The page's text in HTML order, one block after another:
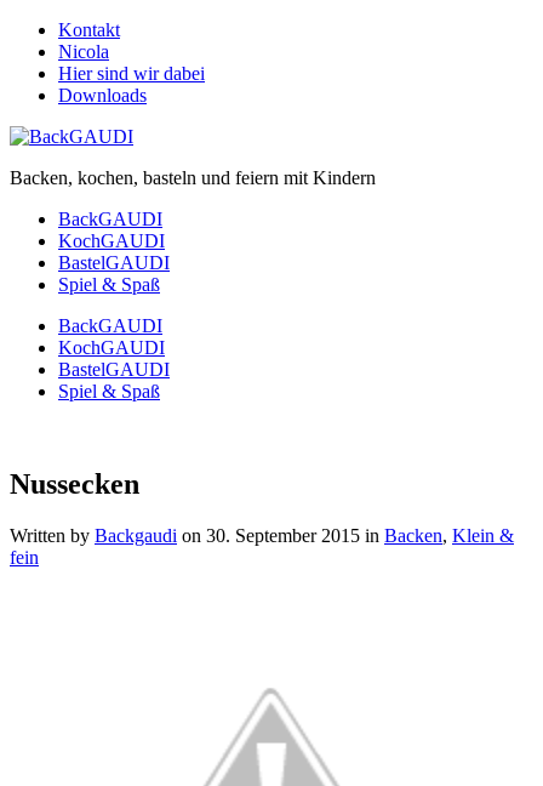
Kontakt
Nicola
Hier sind wir dabei
Downloads
Backen, kochen, basteln und feiern mit Kindern
BackGAUDI
KochGAUDI
BastelGAUDI
Spiel & Spaß
BackGAUDI
KochGAUDI
BastelGAUDI
Spiel & Spaß
Nussecken
Written by Backgaudi on 30. September 2015 in Backen, Klein &
fein